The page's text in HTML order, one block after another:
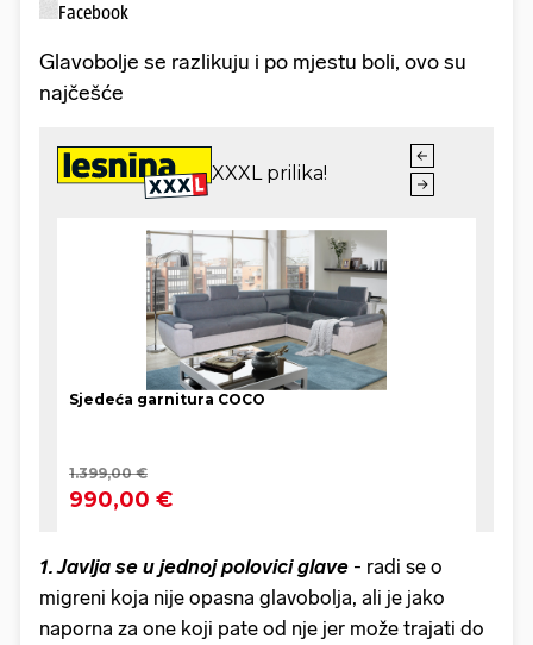
Facebook
Glavobolje se razlikuju i po mjestu boli, ovo su
najčešće
1. Javlja se u jednoj polovici glave - radi se o
migreni koja nije opasna glavobolja, ali je jako
naporna za one koji pate od nje jer može trajati do